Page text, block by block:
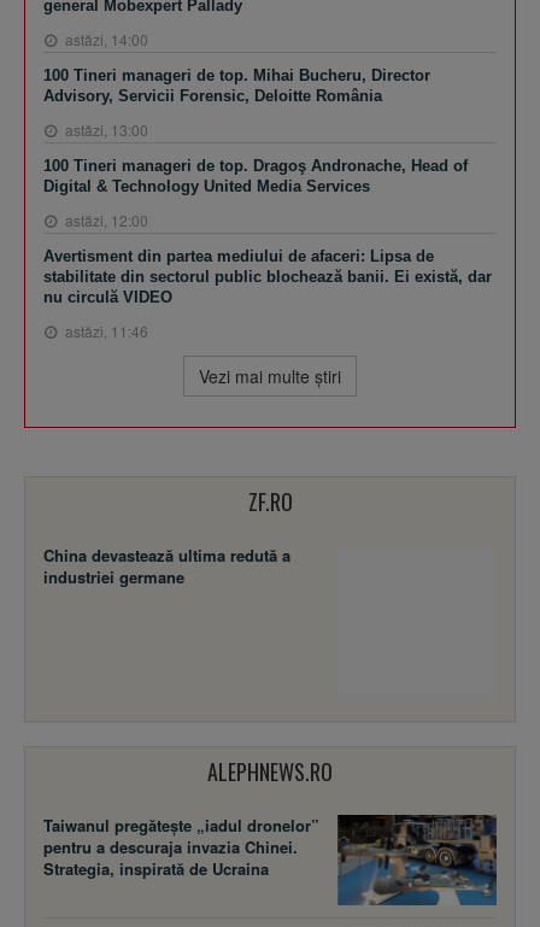
general Mobexpert Pallady
astăzi, 14:00
100 Tineri manageri de top. Mihai Bucheru, Director
Advisory, Servicii Forensic, Deloitte România
astăzi, 13:00
100 Tineri manageri de top. Dragoş Andronache, Head of
Digital & Technology United Media Services
astăzi, 12:00
Avertisment din partea mediului de afaceri: Lipsa de
stabilitate din sectorul public blochează banii. Ei există, dar
nu circulă VIDEO
astăzi, 11:46
Vezi mai multe ştiri
ZF.RO
China devastează ultima redută a
industriei germane
ALEPHNEWS.RO
Taiwanul pregătește „iadul dronelor”
pentru a descuraja invazia Chinei.
Strategia, inspirată de Ucraina